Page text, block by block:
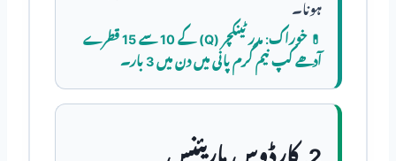
ہونا۔
💊خوراک:
مدر ٹینکچر (Q) کے 10 سے 15 قطرے
آدھے کپ نیم گرم پانی میں دن میں 3 بار۔